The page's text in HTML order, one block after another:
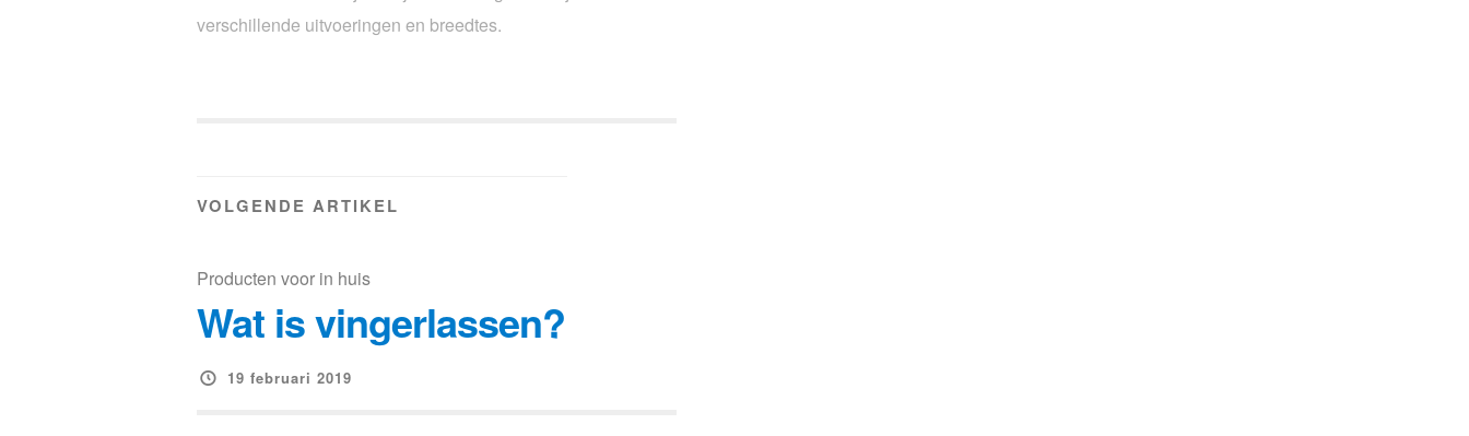
verschillende uitvoeringen en breedtes.
VOLGENDE ARTIKEL
Producten voor in huis
Wat is vingerlassen?
19 februari 2019